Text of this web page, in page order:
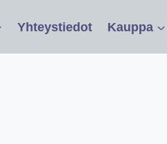
Yhteystiedot Kauppa